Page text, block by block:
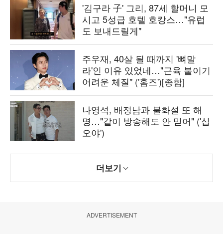
'김구라 子' 그리, 87세 할머니 모
시고 5성급 호텔 호캉스…"유럽
도 보내드릴게"
주우재, 40살 될 때까지 '뼈말
라'인 이유 있었네…"근육 붙이기
어려운 체질" ('홈즈')[종합]
나영석, 배정남과 불화설 또 해
명…"같이 방송해도 안 믿어" ('십
오야')
더보기
ADVERTISEMENT